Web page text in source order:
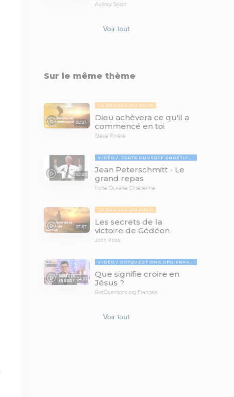
Audrey Selon
Voir tout
Sur le même thème
08:37
LA PENSÉE DU JOUR
Dieu achèvera ce qu'il a
commencé en toi
Stève Rivière
50:40
VIDÉO PORTE OUVERTE CHRÉTIENNE
Jean Peterschmitt - Le
grand repas
Porte Ouverte Chrétienne
07:37
LA PENSÉE DU JOUR
Les secrets de la
victoire de Gédéon
John Roos
04:10
VIDÉO GOTQUESTIONS.ORG-FRANÇAIS
Que signifie croire en
Jésus ?
GotQuestions.org-Français
Voir tout